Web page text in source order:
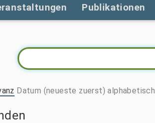
Publikationen
Datum (neueste zuerst) alphabetisch